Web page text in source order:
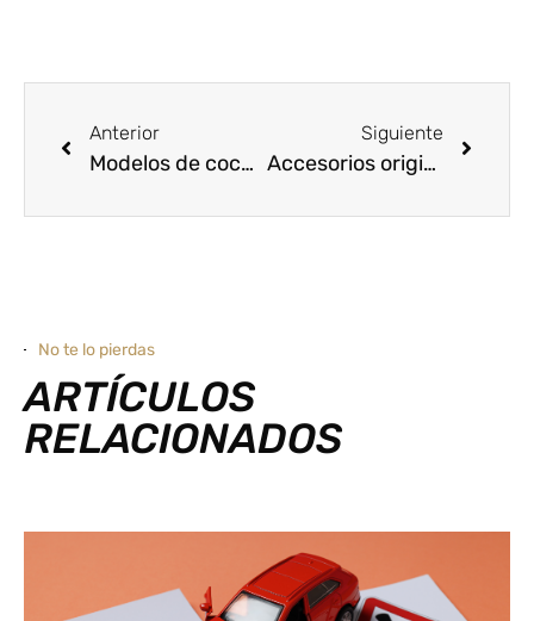
Anterior
Modelos de coches Seat: calidad en las prestaciones de los nuevos
Siguiente
Accesorios originales Seat
No te lo pierdas
ARTÍCULOS
RELACIONADOS